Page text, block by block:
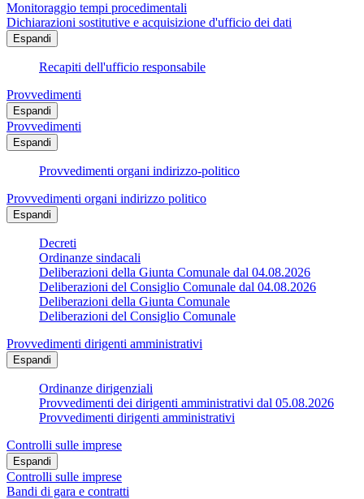
Monitoraggio tempi procedimentali
Dichiarazioni sostitutive e acquisizione d'ufficio dei dati
Espandi
Recapiti dell'ufficio responsabile
Provvedimenti
Espandi
Provvedimenti
Espandi
Provvedimenti organi indirizzo-politico
Provvedimenti organi indirizzo politico
Espandi
Decreti
Ordinanze sindacali
Deliberazioni della Giunta Comunale dal 04.08.2026
Deliberazioni del Consiglio Comunale dal 04.08.2026
Deliberazioni della Giunta Comunale
Deliberazioni del Consiglio Comunale
Provvedimenti dirigenti amministrativi
Espandi
Ordinanze dirigenziali
Provvedimenti dei dirigenti amministrativi dal 05.08.2026
Provvedimenti dirigenti amministrativi
Controlli sulle imprese
Espandi
Controlli sulle imprese
Bandi di gara e contratti